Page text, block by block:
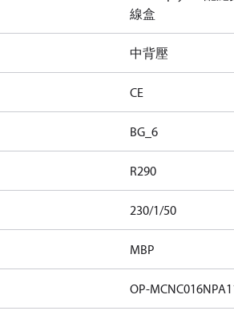
線盒
中背壓
CE
BG_6
R290
230/1/50
MBP
OP-